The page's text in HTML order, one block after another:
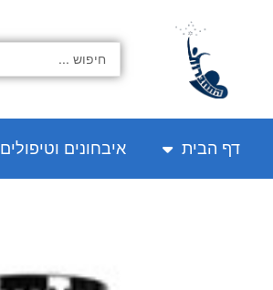
...
דף הבית איבחונים וטיפולים